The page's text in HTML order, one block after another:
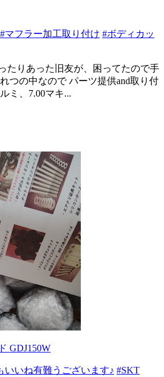
#マフラー加工取り付け #ボディカッ
たりあった旧友が、困ってたので手
つの中なので パーツ提供and取り付
ミ、7.00マキ...
GDJ150W
いいね有難うございます♪ #SKT